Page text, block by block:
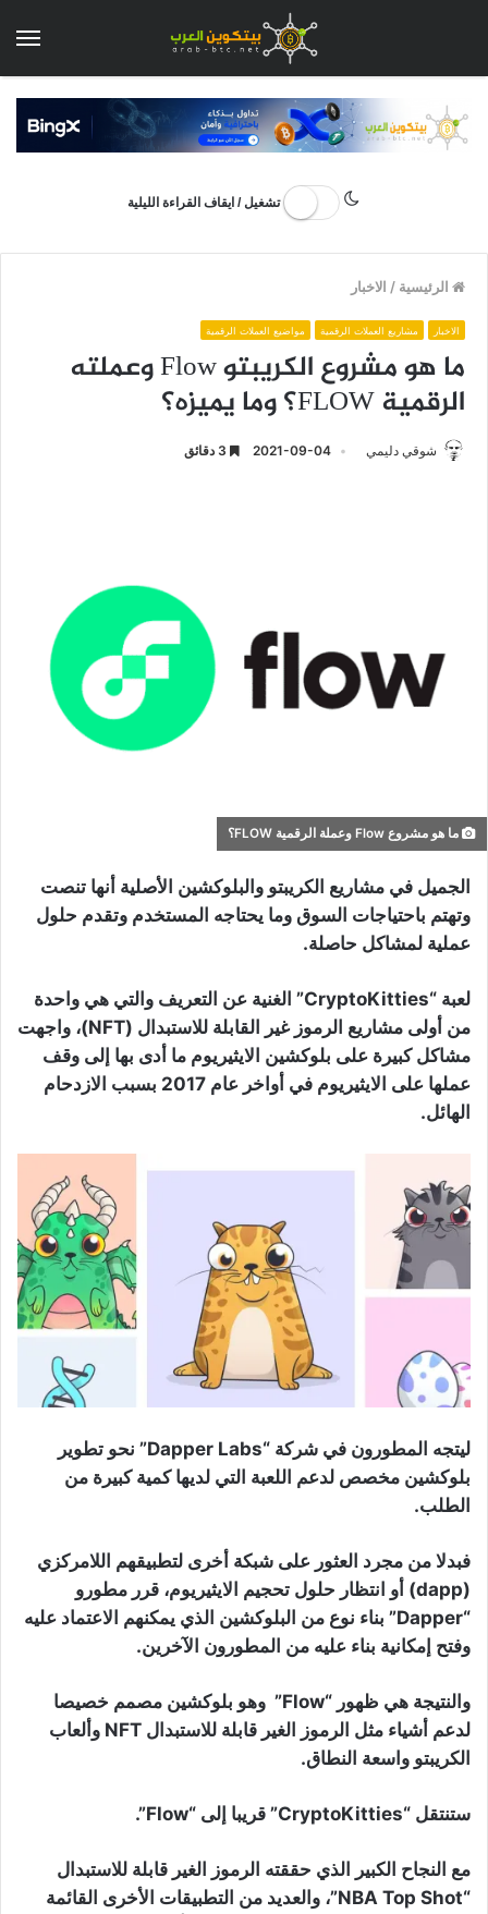
تشغيل / ايقاف القراءة الليلية
الرئيسية / الاخبار
الاخبار مشاريع العملات الرقمية مواضيع العملات الرقمية
ما هو مشروع الكريبتو Flow وعملته
الرقمية FLOW؟ وما يميزه؟
شوقي دليمي 2021-09-04
ما هو مشروع Flow وعملة الرقمية FLOW؟
الجميل في مشاريع الكريبتو والبلوكشين الأصلية أنها تنصت
وتهتم باحتياجات السوق وما يحتاجه المستخدم وتقدم حلول
عملية لمشاكل حاصلة.
لعبة “CryptoKitties” الغنية عن التعريف والتي هي واحدة
من أولى مشاريع الرموز غير القابلة للاستبدال (NFT)، واجهت
مشاكل كبيرة على بلوكشين الايثيريوم ما أدى بها إلى وقف
عملها على الايثيريوم في أواخر عام 2017 بسبب الازدحام
الهائل.
ليتجه المطورون في شركة “Dapper Labs” نحو تطوير
بلوكشين مخصص لدعم اللعبة التي لديها كمية كبيرة من
الطلب.
فبدلا من مجرد العثور على شبكة أخرى لتطبيقهم اللامركزي
(dapp) أو انتظار حلول تحجيم الايثيريوم، قرر مطورو
“Dapper” بناء نوع من البلوكشين الذي يمكنهم الاعتماد عليه
وفتح إمكانية بناء عليه من المطورون الآخرين.
والنتيجة هي ظهور “Flow” وهو بلوكشين مصمم خصيصا
لدعم أشياء مثل الرموز الغير قابلة للاستبدال NFT وألعاب
الكريبتو واسعة النطاق.
ستنتقل “CryptoKitties” قريبا إلى “Flow”.
مع النجاح الكبير الذي حققته الرموز الغير قابلة للاستبدال
“NBA Top Shot”، والعديد من التطبيقات الأخرى القائمة